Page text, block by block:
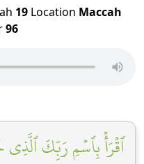
19Location Maccah
96
ٱقۡرَأۡ بِٱسۡمِ رَبِّكَ ٱلَّذِي